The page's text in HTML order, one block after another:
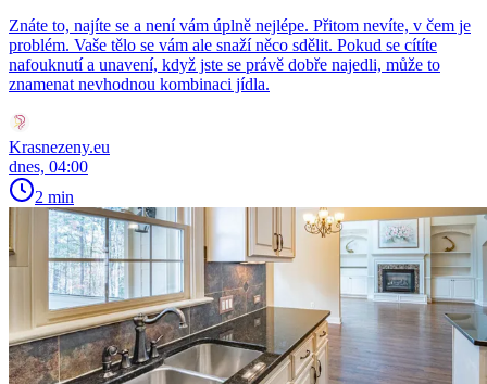
Znáte to, najíte se a není vám úplně nejlépe. Přitom nevíte, v čem je
problém. Vaše tělo se vám ale snaží něco sdělit. Pokud se cítíte
nafouknutí a unavení, když jste se právě dobře najedli, může to
znamenat nevhodnou kombinaci jídla.
Krasnezeny.eu
dnes, 04:00
2 min